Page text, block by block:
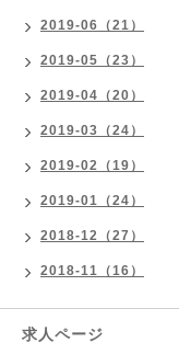
2019-06（21）
2019-05（23）
2019-04（20）
2019-03（24）
2019-02（19）
2019-01（24）
2018-12（27）
2018-11（16）
求人ページ